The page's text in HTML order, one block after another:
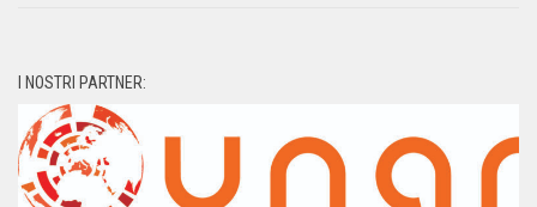
I NOSTRI PARTNER: